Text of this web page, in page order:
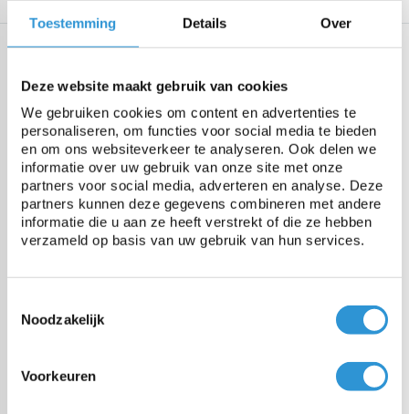
Toestemming Details Over
Deze website maakt gebruik van cookies
We gebruiken cookies om content en advertenties te
personaliseren, om functies voor social media te bieden
en om ons websiteverkeer te analyseren. Ook delen we
informatie over uw gebruik van onze site met onze
partners voor social media, adverteren en analyse. Deze
partners kunnen deze gegevens combineren met andere
informatie die u aan ze heeft verstrekt of die ze hebben
verzameld op basis van uw gebruik van hun services.
Noodzakelijk
Voorkeuren
Spécifications
Vragen over dit product:
Start chat
Description
Heavy Duty et/ou à long terme.
industrielle, ou pour couvrir des machines, bateaux, remorque ou
La couche supérieure a une finition brillante pour un meilleur
nettoyage et une durée de vie plus longue. Produit Européen donc